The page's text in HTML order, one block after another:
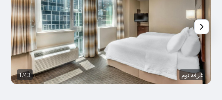
غرفة نوم 1/43